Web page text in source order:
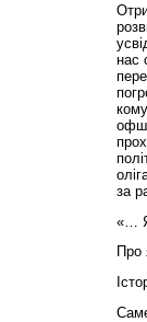
нас
за
«…
Про